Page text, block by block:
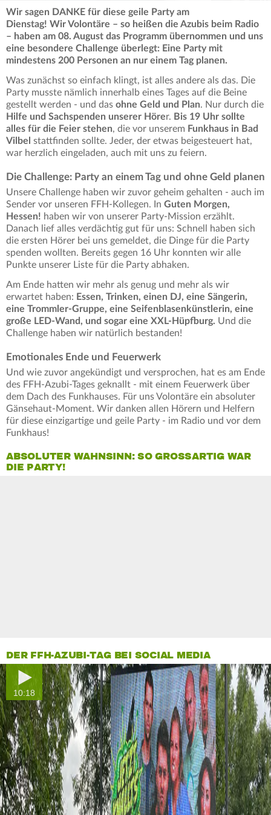
Wir sagen DANKE für diese geile Party am
Dienstag! Wir Volontäre – so heißen die Azubis beim Radio
– haben am 08. August das Programm übernommen und uns
eine besondere Challenge überlegt: Eine Party mit
mindestens 200 Personen an nur einem Tag planen.
Was zunächst so einfach klingt, ist alles andere als das. Die
Party musste nämlich innerhalb eines Tages auf die Beine
gestellt werden - und das ohne Geld und Plan. Nur durch die
Hilfe und Sachspenden unserer Hörer. Bis 19 Uhr sollte
alles für die Feier stehen, die vor unserem Funkhaus in Bad
Vilbel stattfinden sollte. Jeder, der etwas beigesteuert hat,
war herzlich eingeladen, auch mit uns zu feiern.
Die Challenge: Party an einem Tag und ohne Geld planen
Unsere Challenge haben wir zuvor geheim gehalten - auch im
Sender vor unseren FFH-Kollegen. In Guten Morgen,
Hessen! haben wir von unserer Party-Mission erzählt.
Danach lief alles verdächtig gut für uns: Schnell haben sich
die ersten Hörer bei uns gemeldet, die Dinge für die Party
spenden wollten. Bereits gegen 16 Uhr konnten wir alle
Punkte unserer Liste für die Party abhaken.
Am Ende hatten wir mehr als genug und mehr als wir
erwartet haben: Essen, Trinken, einen DJ, eine Sängerin,
eine Trommler-Gruppe, eine Seifenblasenkünstlerin, eine
große LED-Wand, und sogar eine XXL-Hüpfburg. Und die
Challenge haben wir natürlich bestanden!
Emotionales Ende und Feuerwerk
Und wie zuvor angekündigt und versprochen, hat es am Ende
des FFH-Azubi-Tages geknallt - mit einem Feuerwerk über
dem Dach des Funkhauses. Für uns Volontäre ein absoluter
Gänsehaut-Moment. Wir danken allen Hörern und Helfern
für diese einzigartige und geile Party - im Radio und vor dem
Funkhaus!
ABSOLUTER WAHNSINN: SO GROSSARTIG WAR D
IE PARTY!
DER FFH-AZUBI-TAG BEI SOCIAL MEDIA
10:18